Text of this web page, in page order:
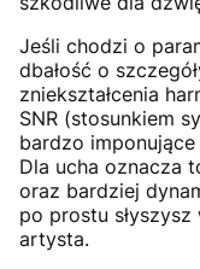
Jeśli chodzi o
dbałość o
zniekształcenia
SNR (stosunkiem
bardzo
Dla ucha oznacza
oraz bardziej
po prostu
artysta.